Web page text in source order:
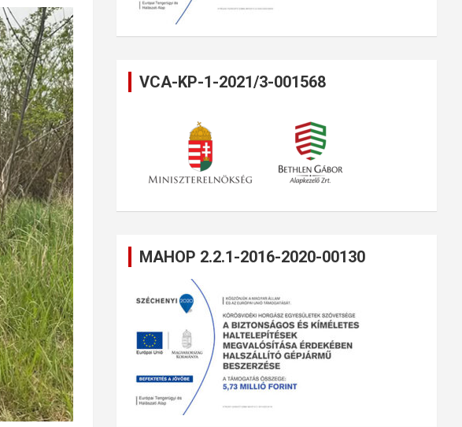
VCA-KP-1-2021/3-001568
MAHOP 2.2.1-2016-2020-00130